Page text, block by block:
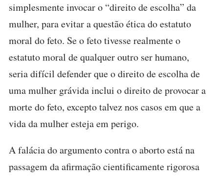
simplesmente invocar o “direito de escolha” da
mulher, para evitar a questão ética do estatuto
moral do feto. Se o feto tivesse realmente o
estatuto moral de qualquer outro ser humano,
seria difícil defender que o direito de escolha de
uma mulher grávida inclui o direito de provocar a
morte do feto, excepto talvez nos casos em que a
vida da mulher esteja em perigo.
A falácia do argumento contra o aborto está na
passagem da afirmação cientificamente rigorosa